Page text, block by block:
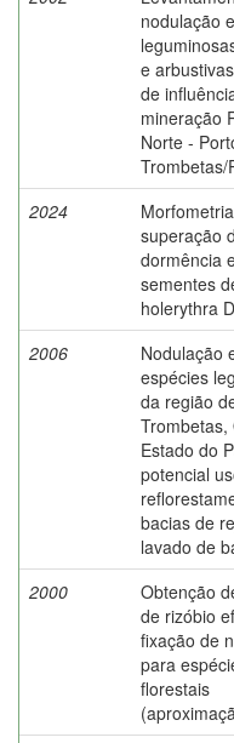
nodulação
e
de
mineração
Norte -
Trombetas/
2024
superação
dormência
sementes
holerythra
2006
Nodulação
espécies
da região
Trombetas,
Estado do
potencial
bacias de
lavado de
2000
Obtenção
de rizóbio
fixação de
para
florestais